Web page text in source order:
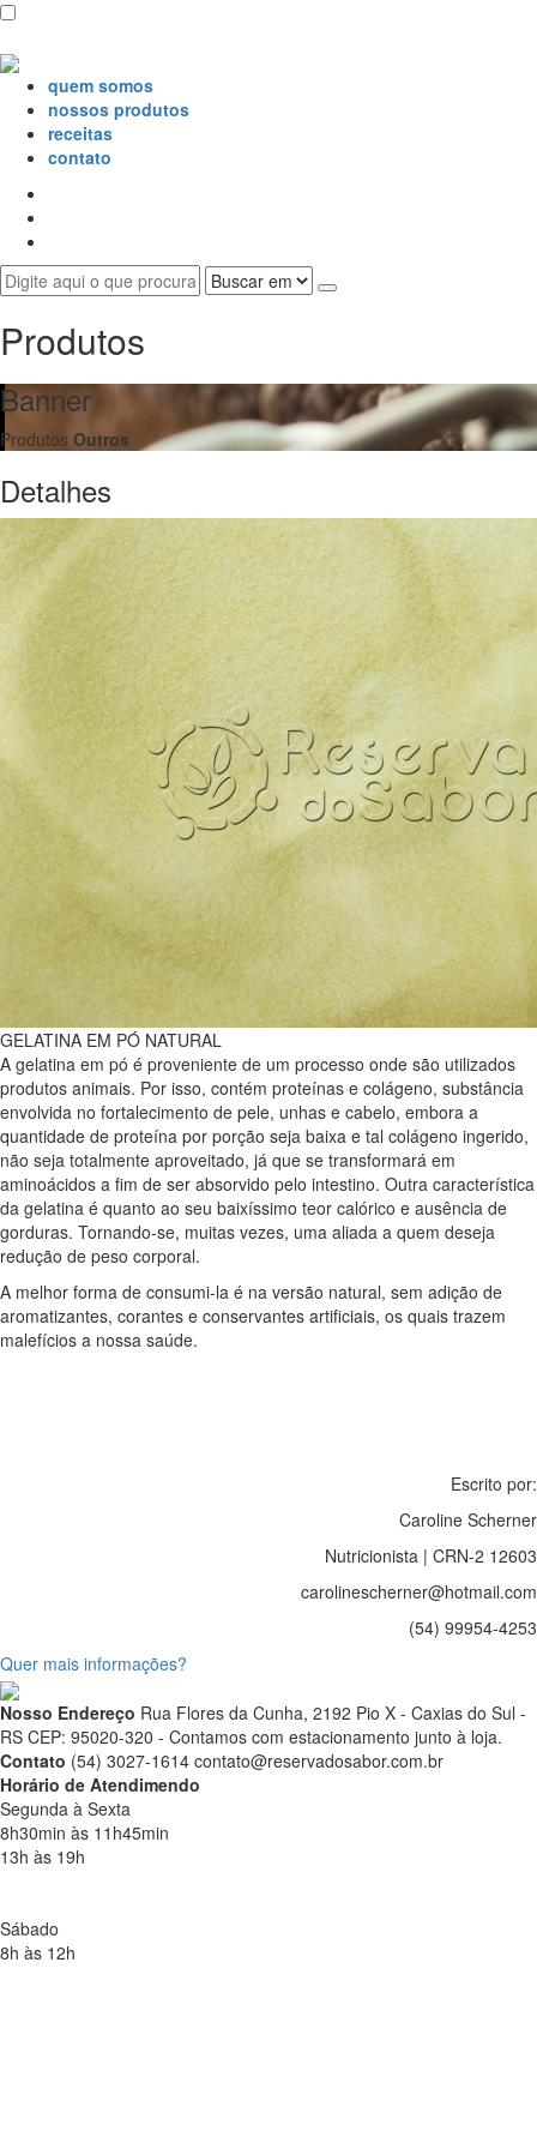
quem somos
nossos produtos
receitas
contato
Produtos
Banner
Produtos Outros
Detalhes
GELATINA EM PÓ NATURAL
A gelatina em pó é proveniente de um processo onde são utilizados
produtos animais. Por isso, contém proteínas e colágeno, substância
envolvida no fortalecimento de pele, unhas e cabelo, embora a
quantidade de proteína por porção seja baixa e tal colágeno ingerido,
não seja totalmente aproveitado, já que se transformará em
aminoácidos a fim de ser absorvido pelo intestino. Outra característica
da gelatina é quanto ao seu baixíssimo teor calórico e ausência de
gorduras. Tornando-se, muitas vezes, uma aliada a quem deseja
redução de peso corporal.
A melhor forma de consumi-la é na versão natural, sem adição de
aromatizantes, corantes e conservantes artificiais, os quais trazem
malefícios a nossa saúde.
Escrito por:
Caroline Scherner
Nutricionista | CRN-2 12603
carolinescherner@hotmail.com
(54) 99954-4253
Quer mais informações?
Nosso Endereço Rua Flores da Cunha, 2192 Pio X - Caxias do Sul -
RS CEP: 95020-320 - Contamos com estacionamento junto à loja.
Contato (54) 3027-1614 contato@reservadosabor.com.br
Horário de Atendimendo
Segunda à Sexta
8h30min às 11h45min
13h às 19h
Sábado
8h às 12h